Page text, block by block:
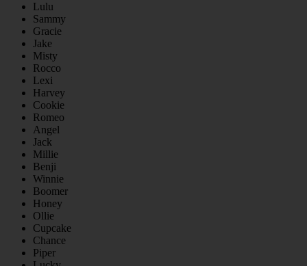
Lulu
Sammy
Gracie
Jake
Misty
Rocco
Lexi
Harvey
Cookie
Romeo
Angel
Jack
Millie
Benji
Winnie
Boomer
Honey
Ollie
Cupcake
Chance
Piper